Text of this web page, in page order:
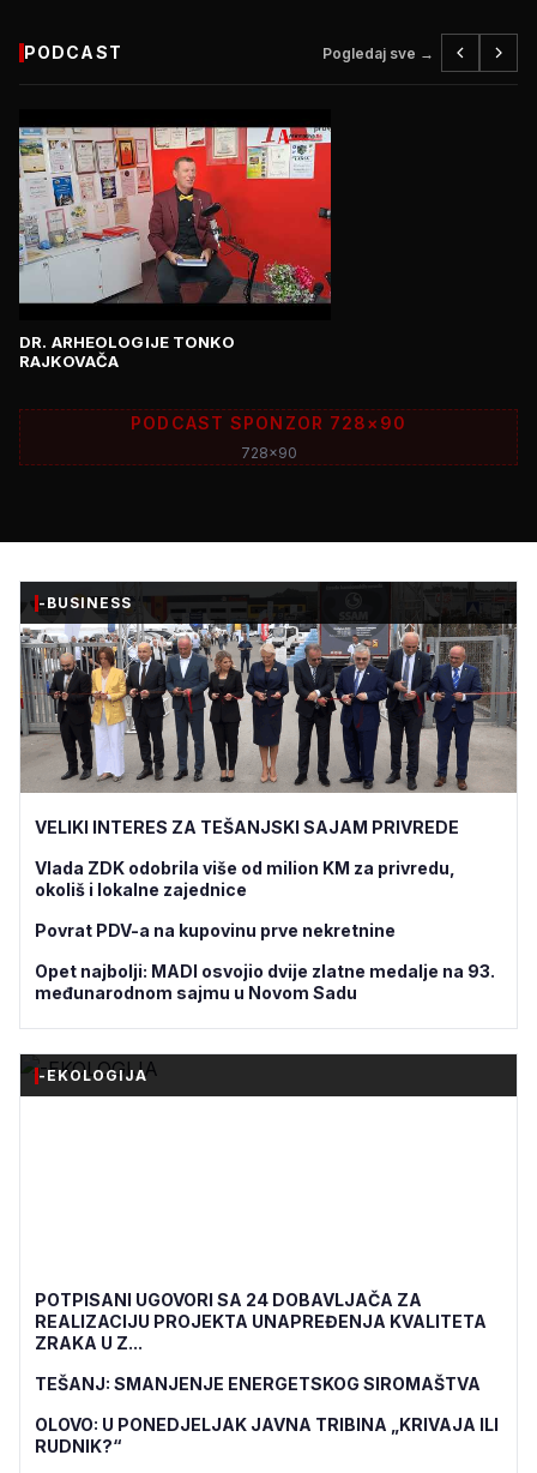
PODCAST Pogledaj sve →
DR. ARHEOLOGIJE TONKO
RAJKOVAČA
PODCAST SPONZOR 728×90
728x90
-BUSINESS
VELIKI INTERES ZA TEŠANJSKI SAJAM PRIVREDE
Vlada ZDK odobrila više od milion KM za privredu,
okoliš i lokalne zajednice
Povrat PDV-a na kupovinu prve nekretnine
Opet najbolji: MADI osvojio dvije zlatne medalje na 93.
međunarodnom sajmu u Novom Sadu
-EKOLOGIJA
POTPISANI UGOVORI SA 24 DOBAVLJAČA ZA
REALIZACIJU PROJEKTA UNAPREĐENJA KVALITETA
ZRAKA U Z...
TEŠANJ: SMANJENJE ENERGETSKOG SIROMAŠTVA
OLOVO: U PONEDJELJAK JAVNA TRIBINA „KRIVAJA ILI
RUDNIK?“